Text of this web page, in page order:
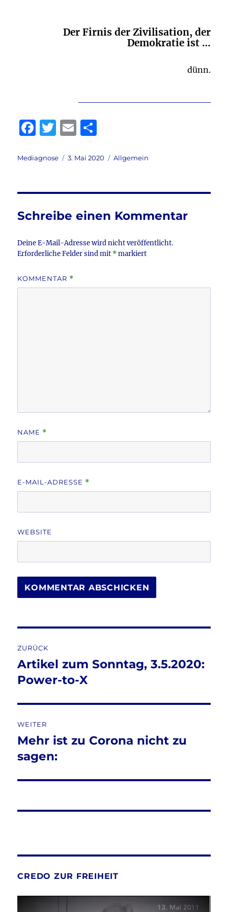
Der Firnis der Zivilisation, der
Demokratie ist …
dünn.
F
c
b
o
o
k
T
it
r
E
ai le
Autor
Mediagnose
Veröffentlicht
3. Mai 2020 Kategorien
Allgemein
Schreibe einen Kommentar
Deine E-Mail-Adresse wird nicht veröffentlicht.
Erforderliche Felder sind mit *markiert
KOMMENTAR *
NAME *
E-MAIL-ADRESSE *
WEBSITE
ZURÜCK
Vorheriger
Beitrag:
Artikel zum Sonntag, 3.5.2020:
Power-to-X
WEITER
Nächster
Beitrag:
Mehr ist zu Corona nicht zu
sagen:
CREDO ZUR FREIHEIT